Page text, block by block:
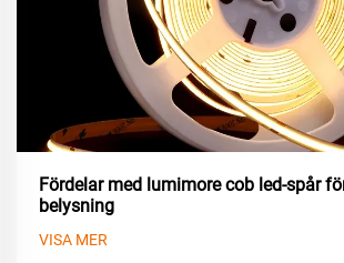
Fördelar med lumimore cob led-spår
belysning
VISA MER